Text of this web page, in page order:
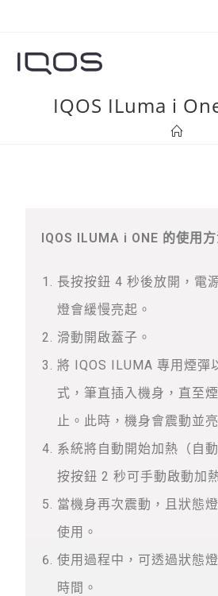
IQOS ILuma i
IQOS ILUMA i ONE 的使用
長按按鈕 4 秒後放開，電
燈會緩慢亮起。
滑動開啟蓋子。
將 IQOS ILUMA 專用煙彈
式，筆直插入機身，直至
止。此時，機身會震動並亮
系統將自動開始加熱（自
按按鈕 2 秒可手動啟動加
當機身再次震動，且狀態
使用。
使用過程中，可透過狀態
時間。